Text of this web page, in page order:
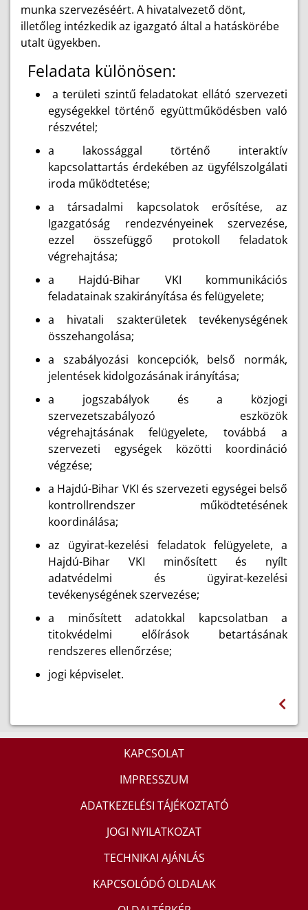
munka szervezéséért. A hivatalvezető dönt,
illetőleg intézkedik az igazgató által a hatáskörébe
utalt ügyekben.
Feladata különösen:
a területi szintű feladatokat ellátó szervezeti
egységekkel történő együttműködésben való
részvétel;
a lakossággal történő interaktív
kapcsolattartás érdekében az ügyfélszolgálati
iroda működtetése;
a társadalmi kapcsolatok erősítése, az
Igazgatóság rendezvényeinek szervezése,
ezzel összefüggő protokoll feladatok
végrehajtása;
a Hajdú-Bihar VKI kommunikációs
feladatainak szakirányítása és felügyelete;
a hivatali szakterületek tevékenységének
összehangolása;
a szabályozási koncepciók, belső normák,
jelentések kidolgozásának irányítása;
a jogszabályok és a közjogi
szervezetszabályozó eszközök
végrehajtásának felügyelete, továbbá a
szervezeti egységek közötti koordináció
végzése;
a Hajdú-Bihar VKI és szervezeti egységei belső
kontrollrendszer működtetésének
koordinálása;
az ügyirat-kezelési feladatok felügyelete, a
Hajdú-Bihar VKI minősített és nyílt
adatvédelmi és ügyirat-kezelési
tevékenységének szervezése;
a minősített adatokkal kapcsolatban a
titokvédelmi előírások betartásának
rendszeres ellenőrzése;
jogi képviselet.
KAPCSOLAT
IMPRESSZUM
ADATKEZELÉSI TÁJÉKOZTATÓ
JOGI NYILATKOZAT
TECHNIKAI AJÁNLÁS
KAPCSOLÓDÓ OLDALAK